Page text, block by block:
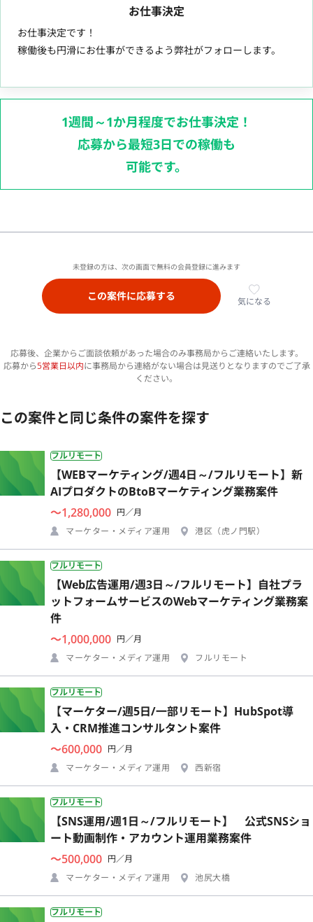
お仕事決定
お仕事決定です！
稼働後も円滑にお仕事ができるよう弊社がフォローします。
1週間～1か月程度でお仕事決定！
応募から最短3日での稼働も
可能です。
未登録の方は、次の画面で無料の会員登録に進みます
この案件に応募する 気になる
応募後、企業からご面談依頼があった場合のみ事務局からご連絡いたします。
応募から5営業日以内に事務局から連絡がない場合は見送りとなりますのでご了承
ください。
この案件と同じ条件の案件を探す
フルリモート
【WEBマーケティング/週4日～/フルリモート】新
AIプロダクトのBtoBマーケティング業務案件
〜1,280,000 円／月
マーケター・メディア運用
港区（虎ノ門駅）
フルリモート
【Web広告運用/週3日～/フルリモート】自社プラ
ットフォームサービスのWebマーケティング業務案
件
〜1,000,000 円／月
マーケター・メディア運用
フルリモート
フルリモート
【マーケター/週5日/一部リモート】HubSpot導
入・CRM推進コンサルタント案件
〜600,000 円／月
マーケター・メディア運用
西新宿
フルリモート
【SNS運用/週1日～/フルリモート】 公式SNSショ
ート動画制作・アカウント運用業務案件
〜500,000 円／月
マーケター・メディア運用
池尻大橋
フルリモート